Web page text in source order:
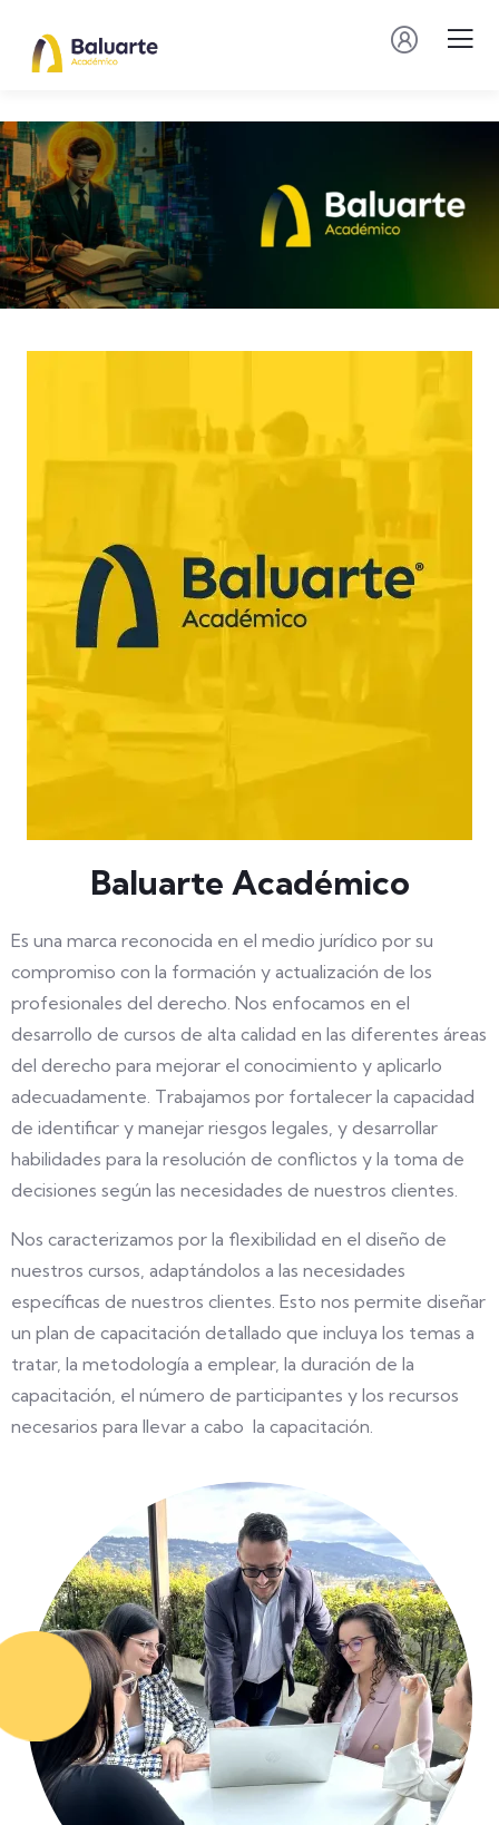
Baluarte Académico
Es una marca reconocida en el medio jurídico por su
compromiso con la formación y actualización de los
profesionales del derecho. Nos enfocamos en el
desarrollo de cursos de alta calidad en las diferentes áreas
del derecho para mejorar el conocimiento y aplicarlo
adecuadamente. Trabajamos por fortalecer la capacidad
de identificar y manejar riesgos legales, y desarrollar
habilidades para la resolución de conflictos y la toma de
decisiones según las necesidades de nuestros clientes.
Nos caracterizamos por la flexibilidad en el diseño de
nuestros cursos, adaptándolos a las necesidades
específicas de nuestros clientes. Esto nos permite diseñar
un plan de capacitación detallado que incluya los temas a
tratar, la metodología a emplear, la duración de la
capacitación, el número de participantes y los recursos
necesarios para llevar a cabo la capacitación.